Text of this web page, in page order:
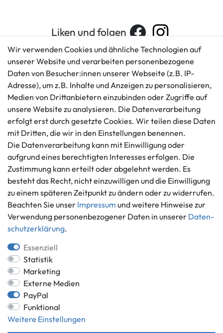
Liken und folgen
Kundenservice
+49 421 596586
Mo. - Fr. 9 - 16 Uhr
info@gameworld.de
Kontaktformular
Rechtliches
AGB
Impressum
Datenschutzerklärung
Widerrufs­recht
Vertrag widerrufen
Informationen
Über uns
Häufig gestellte Fragen
Zahlung und Versand
Zahlungsmöglichkeiten
*Alle Preise inkl. gesetzlicher MwSt.,
** gilt für Lieferungen innerhalb Deutschlands, Lieferzeiten für andere
Wir verwenden Cookies und ähnliche Technologien auf
unserer Website und verarbeiten personenbezogene
Daten von Besucher:innen unserer Webseite (z.B. IP-
Adresse), um z.B. Inhalte und Anzeigen zu personalisieren,
Medien von Drittanbietern einzubinden oder Zugriffe auf
unsere Website zu analysieren. Die Datenverarbeitung
erfolgt erst durch gesetzte Cookies. Wir teilen diese Daten
mit Dritten, die wir in den Einstellungen benennen.
Die Datenverarbeitung kann mit Einwilligung oder
aufgrund eines berechtigten Interesses erfolgen. Die
Zustimmung kann erteilt oder abgelehnt werden. Es
besteht das Recht, nicht einzuwilligen und die Einwilligung
zu einem späteren Zeitpunkt zu ändern oder zu widerrufen.
Beachten Sie unser Impressum und weitere Hinweise zur
Verwendung personenbezogener Daten in unserer Daten­
schutz­erklärung.
Essenziell
Statistik
Marketing
Externe Medien
PayPal
Funktional
Weitere Einstellungen